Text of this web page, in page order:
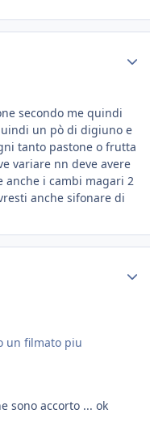
secondo me quindi
un pò di digiuno e
tanto pastone o frutta
variare nn deve avere
anche i cambi magari 2
anche sifonare di
un filmato piu
sono accorto ... ok